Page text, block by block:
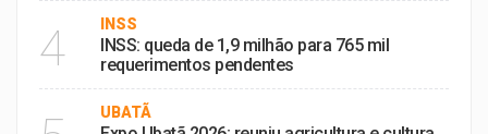
4 INSS
INSS: queda de 1,9 milhão para 765 mil
requerimentos pendentes
UBATÃ